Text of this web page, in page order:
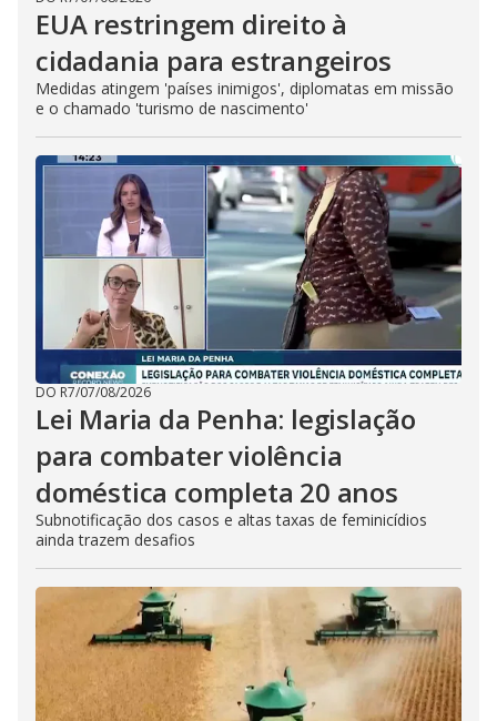
EUA restringem direito à
cidadania para estrangeiros
Medidas atingem 'países inimigos', diplomatas em missão
e o chamado 'turismo de nascimento'
DO R7/07/08/2026
Lei Maria da Penha: legislação
para combater violência
doméstica completa 20 anos
Subnotificação dos casos e altas taxas de feminicídios
ainda trazem desafios